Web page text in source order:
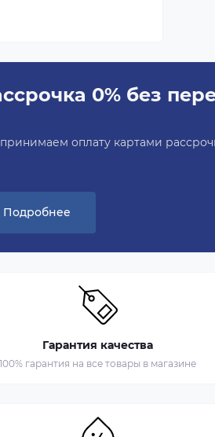
0% без
оплату картами
Подробнее
Гарантия качества
100% гарантия на все товары в магазине